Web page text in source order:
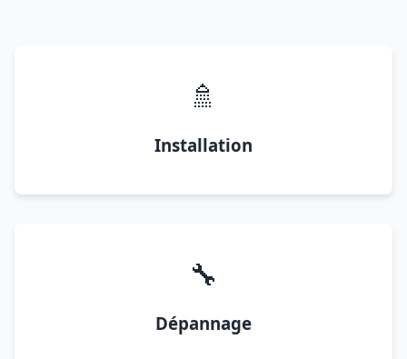
🚿
Installation
🔧
Dépannage